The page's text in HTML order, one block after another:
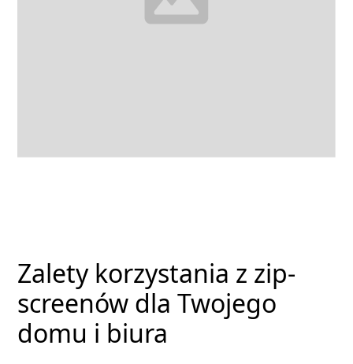
Zalety korzystania z zip-
screenów dla Twojego
domu i biura